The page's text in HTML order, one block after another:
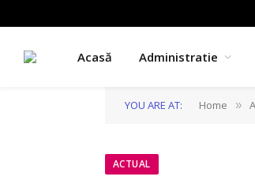
Acasă Administratie
YOU ARE AT: Home »
ACTUAL